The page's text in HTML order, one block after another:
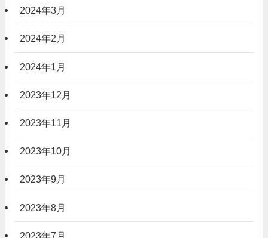
2024年3月
2024年2月
2024年1月
2023年12月
2023年11月
2023年10月
2023年9月
2023年8月
2023年7月